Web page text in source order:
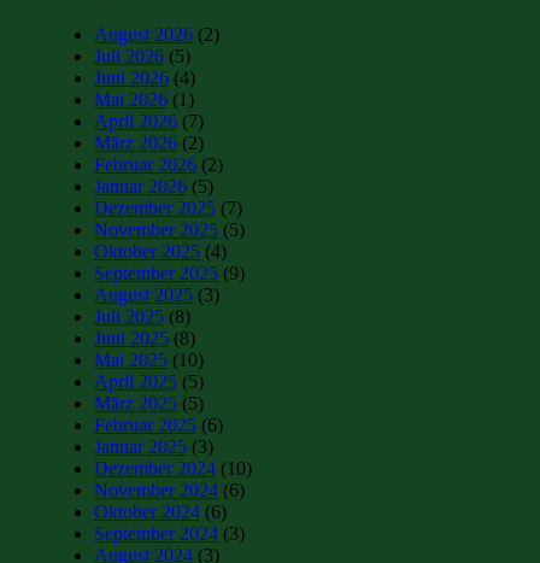
August 2026 (2)
Juli 2026 (5)
Juni 2026 (4)
Mai 2026 (1)
April 2026 (7)
März 2026 (2)
Februar 2026 (2)
Januar 2026 (5)
Dezember 2025 (7)
November 2025 (5)
Oktober 2025 (4)
September 2025 (9)
August 2025 (3)
Juli 2025 (8)
Juni 2025 (8)
Mai 2025 (10)
April 2025 (5)
März 2025 (5)
Februar 2025 (6)
Januar 2025 (3)
Dezember 2024 (10)
November 2024 (6)
Oktober 2024 (6)
September 2024 (3)
August 2024 (3)